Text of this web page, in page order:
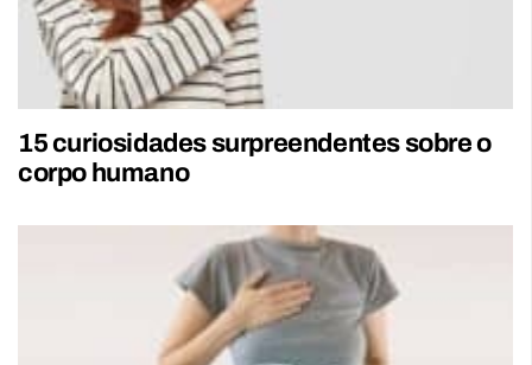
15 curiosidades surpreendentes sobre o
corpo humano